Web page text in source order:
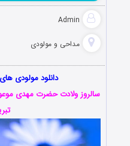
Admin
مداحی و مولودی
دانلود مولودی
سالروز ولادت حضرت مهدی